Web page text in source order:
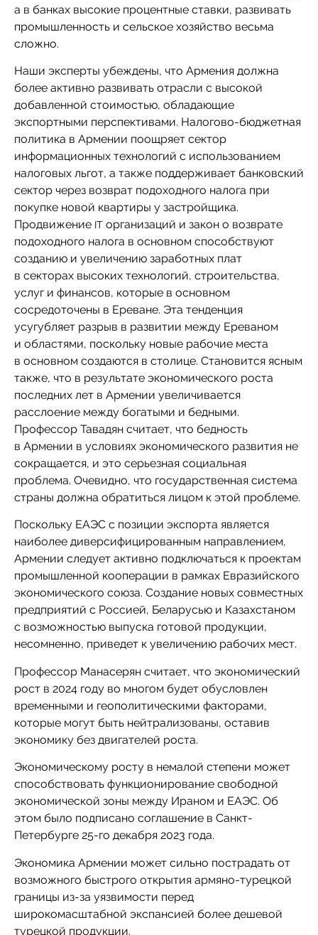
а в банках высокие процентные ставки, развивать
промышленность и сельское хозяйство весьма
сложно.
Наши эксперты убеждены, что Армения должна
более активно развивать отрасли с высокой
добавленной стоимостью, обладающие
экспортными перспективами. Налогово-бюджетная
политика в Армении поощряет сектор
информационных технологий с использованием
налоговых льгот, а также поддерживает банковский
сектор через возврат подоходного налога при
покупке новой квартиры у застройщика.
Продвижение IT организаций и закон о возврате
подоходного налога в основном способствуют
созданию и увеличению заработных плат
в секторах высоких технологий, строительства,
услуг и финансов, которые в основном
сосредоточены в Ереване. Эта тенденция
усугубляет разрыв в развитии между Ереваном
и областями, поскольку новые рабочие места
в основном создаются в столице. Становится ясным
также, что в результате экономического роста
последних лет в Армении увеличивается
расслоение между богатыми и бедными.
Профессор Тавадян считает, что бедность
в Армении в условиях экономического развития не
сокращается, и это серьезная социальная
проблема. Очевидно, что государственная система
страны должна обратиться лицом к этой проблеме.
Поскольку ЕАЭС с позиции экспорта является
наиболее диверсифицированным направлением,
Армении следует активно подключаться к проектам
промышленной кооперации в рамках Евразийского
экономического союза. Создание новых совместных
предприятий с Россией, Беларусью и Казахстаном
с возможностью выпуска готовой продукции,
несомненно, приведет к увеличению рабочих мест.
Профессор Манасерян считает, что экономический
рост в 2024 году во многом будет обусловлен
временными и геополитическими факторами,
которые могут быть нейтрализованы, оставив
экономику без двигателей роста.
Экономическому росту в немалой степени может
способствовать функционирование свободной
экономической зоны между Ираном и ЕАЭС. Об
этом было подписано соглашение в Санкт-
Петербурге 25-го декабря 2023 года.
Экономика Армении может сильно пострадать от
возможного быстрого открытия армяно-турецкой
границы из-за уязвимости перед
широкомасштабной экспансией более дешевой
турецкой продукции.